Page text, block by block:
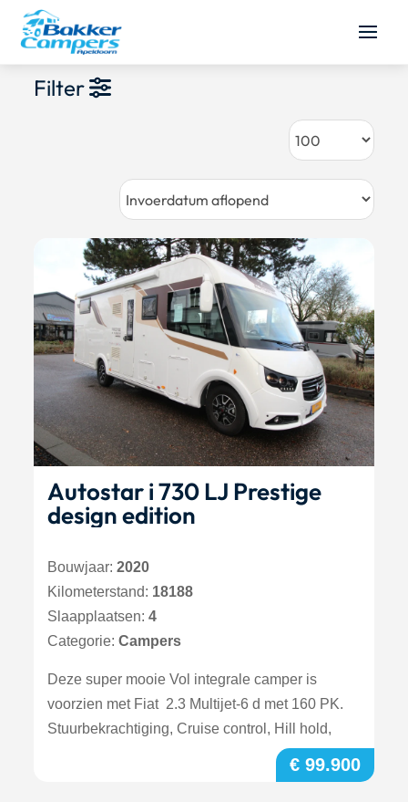
Filter
Autostar i 730 LJ Prestige
design edition
Bouwjaar:2020
Kilometerstand: 18188
Slaapplaatsen:4
Categorie:Campers
Deze super mooie Vol integrale camper is
voorzien met Fiat 2.3 Multijet-6 d met 160 PK.
Stuurbekrachtiging, Cruise control, Hill hold,
€ 99.900